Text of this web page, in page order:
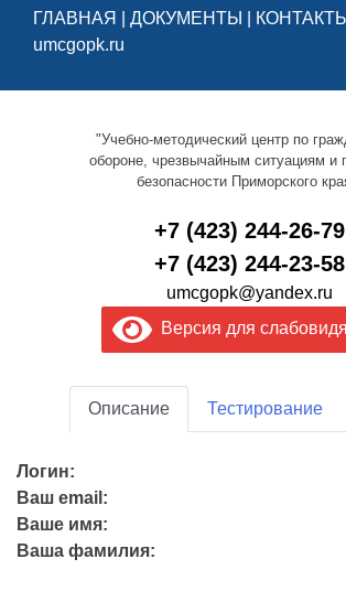
ГЛАВНАЯ ДОКУМЕНТЫ КОНТАКТЫ
umcgopk.ru
"Учебно-методический центр по
обороне, чрезвычайным ситуациям и
безопасности Приморского
+7 (423) 244-26-79
+7 (423) 244-23-58
umcgopk@yandex.ru
Версия для
Описание Тестирование
Логин:
Ваш email:
Ваше имя:
Ваша фамилия: